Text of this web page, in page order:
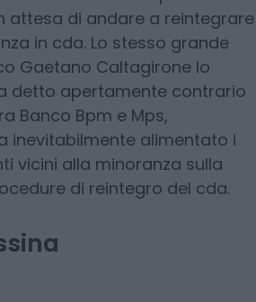
attesa di andare a reintegrare
in cda. Lo stesso grande
Gaetano Caltagirone lo
detto apertamente contrario
Banco Bpm e Mps,
inevitabilmente alimentato i
vicini alla minoranza sulla
di reintegro del cda.